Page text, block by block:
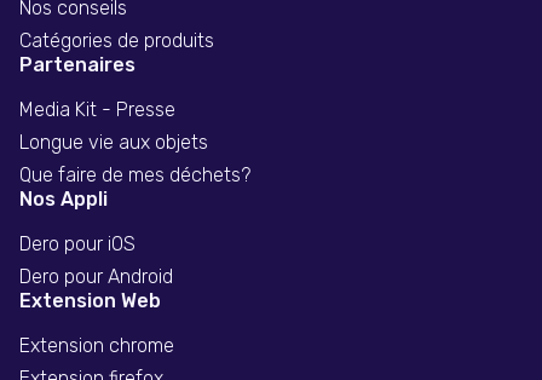
Nos conseils
Catégories de produits
Partenaires
Media Kit - Presse
Longue vie aux objets
Que faire de mes déchets?
Nos Appli
Dero pour iOS
Dero pour Android
Extension Web
Extension chrome